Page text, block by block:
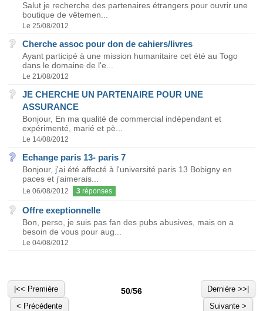
Salut je recherche des partenaires étrangers pour ouvrir une
boutique de vêtemen...
Le 25/08/2012
Cherche assoc pour don de cahiers/livres
Ayant participé à une mission humanitaire cet été au Togo
dans le domaine de l'e...
Le 21/08/2012
JE CHERCHE UN PARTENAIRE POUR UNE
ASSURANCE
Bonjour, En ma qualité de commercial indépendant et
expérimenté, marié et pè...
Le 14/08/2012
Echange paris 13- paris 7
Bonjour, j'ai été affecté à l'université paris 13 Bobigny en
paces et j'aimerais...
Le 06/08/2012 3 réponses
Offre exeptionnelle
Bon, perso, je suis pas fan des pubs abusives, mais on a
besoin de vous pour aug...
Le 04/08/2012
|<< Première
< Précédente
50/56
Dernière >>|
Suivante >